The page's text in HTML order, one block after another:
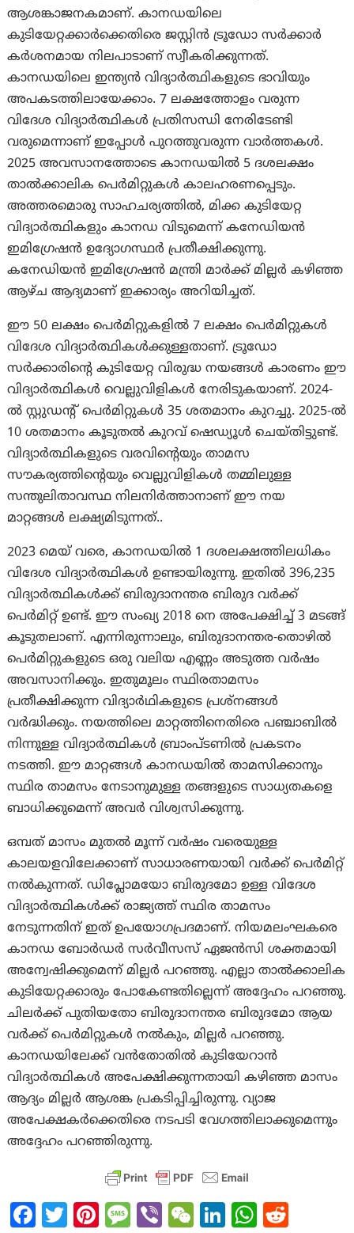
ആശങ്കാജനകമാണ്. കാനഡയിലെ
കുടിയേറ്റക്കാർക്കെതിരെ ജസ്റ്റിൻ ട്രൂഡോ സർക്കാർ
കർശനമായ നിലപാടാണ് സ്വീകരിക്കുന്നത്.
കാനഡയിലെ ഇന്ത്യൻ വിദ്യാർത്ഥികളുടെ ഭാവിയും
അപകടത്തിലായേക്കാം. 7 ലക്ഷത്തോളം വരുന്ന
വിദേശ വിദ്യാർത്ഥികള്‍ പ്രതിസന്ധി നേരിടേണ്ടി
വരുമെന്നാണ് ഇപ്പോള്‍ പുറത്തുവരുന്ന വാര്‍ത്തകള്‍.
2025 അവസാനത്തോടെ കാനഡയിൽ 5 ദശലക്ഷം
താൽക്കാലിക പെർമിറ്റുകൾ കാലഹരണപ്പെടും.
അത്തരമൊരു സാഹചര്യത്തിൽ, മിക്ക കുടിയേറ്റ
വിദ്യാർത്ഥികളും കാനഡ വിടുമെന്ന് കനേഡിയൻ
ഇമിഗ്രേഷൻ ഉദ്യോഗസ്ഥർ പ്രതീക്ഷിക്കുന്നു.
കനേഡിയൻ ഇമിഗ്രേഷൻ മന്ത്രി മാർക്ക് മില്ലർ കഴിഞ്ഞ
ആഴ്ച ആദ്യമാണ് ഇക്കാര്യം അറിയിച്ചത്.
ഈ 50 ലക്ഷം പെർമിറ്റുകളിൽ 7 ലക്ഷം പെർമിറ്റുകൾ
വിദേശ വിദ്യാർത്ഥികൾക്കുള്ളതാണ്. ട്രൂഡോ
സർക്കാരിൻ്റെ കുടിയേറ്റ വിരുദ്ധ നയങ്ങൾ കാരണം ഈ
വിദ്യാർത്ഥികൾ വെല്ലുവിളികൾ നേരിടുകയാണ്. 2024-
ൽ സ്റ്റുഡൻ്റ് പെർമിറ്റുകൾ 35 ശതമാനം കുറച്ചു. 2025-ൽ
10 ശതമാനം കൂടുതൽ കുറവ് ഷെഡ്യൂൾ ചെയ്തിട്ടുണ്ട്.
വിദ്യാർത്ഥികളുടെ വരവിന്റെയും താമസ
സൗകര്യത്തിന്റെയും വെല്ലുവിളികൾ തമ്മിലുള്ള
സന്തുലിതാവസ്ഥ നിലനിർത്താനാണ് ഈ നയ
മാറ്റങ്ങൾ ലക്ഷ്യമിടുന്നത്..
2023 മെയ് വരെ, കാനഡയിൽ 1 ദശലക്ഷത്തിലധികം
വിദേശ വിദ്യാർത്ഥികൾ ഉണ്ടായിരുന്നു. ഇതിൽ 396,235
വിദ്യാർത്ഥികൾക്ക് ബിരുദാനന്തര ബിരുദ വർക്ക്
പെർമിറ്റ് ഉണ്ട്. ഈ സംഖ്യ 2018 നെ അപേക്ഷിച്ച് 3 മടങ്ങ്
കൂടുതലാണ്. എന്നിരുന്നാലും, ബിരുദാനന്തര-തൊഴിൽ
പെർമിറ്റുകളുടെ ഒരു വലിയ എണ്ണം അടുത്ത വർഷം
അവസാനിക്കും. ഇതുമൂലം സ്ഥിരതാമസം
പ്രതീക്ഷിക്കുന്ന വിദ്യാർഥികളുടെ പ്രശ്നങ്ങൾ
വർദ്ധിക്കും. നയത്തിലെ മാറ്റത്തിനെതിരെ പഞ്ചാബിൽ
നിന്നുള്ള വിദ്യാർത്ഥികൾ ബ്രാംപ്ടണിൽ പ്രകടനം
നടത്തി. ഈ മാറ്റങ്ങൾ കാനഡയിൽ താമസിക്കാനും
സ്ഥിര താമസം നേടാനുമുള്ള തങ്ങളുടെ സാധ്യതകളെ
ബാധിക്കുമെന്ന് അവർ വിശ്വസിക്കുന്നു.
ഒമ്പത് മാസം മുതൽ മൂന്ന് വർഷം വരെയുള്ള
കാലയളവിലേക്കാണ് സാധാരണയായി വർക്ക് പെർമിറ്റ്
നൽകുന്നത്. ഡിപ്ലോമയോ ബിരുദമോ ഉള്ള വിദേശ
വിദ്യാർത്ഥികൾക്ക് രാജ്യത്ത് സ്ഥിര താമസം
നേടുന്നതിന് ഇത് ഉപയോഗപ്രദമാണ്. നിയമലംഘകരെ
കാനഡ ബോർഡർ സർവീസസ് ഏജൻസി ശക്തമായി
അന്വേഷിക്കുമെന്ന് മില്ലർ പറഞ്ഞു. എല്ലാ താൽക്കാലിക
കുടിയേറ്റക്കാരും പോകേണ്ടതില്ലെന്ന് അദ്ദേഹം പറഞ്ഞു.
ചിലർക്ക് പുതിയതോ ബിരുദാനന്തര ബിരുദമോ ആയ
വർക്ക് പെർമിറ്റുകൾ നൽകും, മില്ലർ പറഞ്ഞു.
കാനഡയിലേക്ക് വൻതോതിൽ കുടിയേറാൻ
വിദ്യാർത്ഥികൾ അപേക്ഷിക്കുന്നതായി കഴിഞ്ഞ മാസം
ആദ്യം മില്ലർ ആശങ്ക പ്രകടിപ്പിച്ചിരുന്നു. വ്യാജ
അപേക്ഷകർക്കെതിരെ നടപടി വേഗത്തിലാക്കുമെന്നും
അദ്ദേഹം പറഞ്ഞിരുന്നു.
Fa T
Pi M Vi W Li W